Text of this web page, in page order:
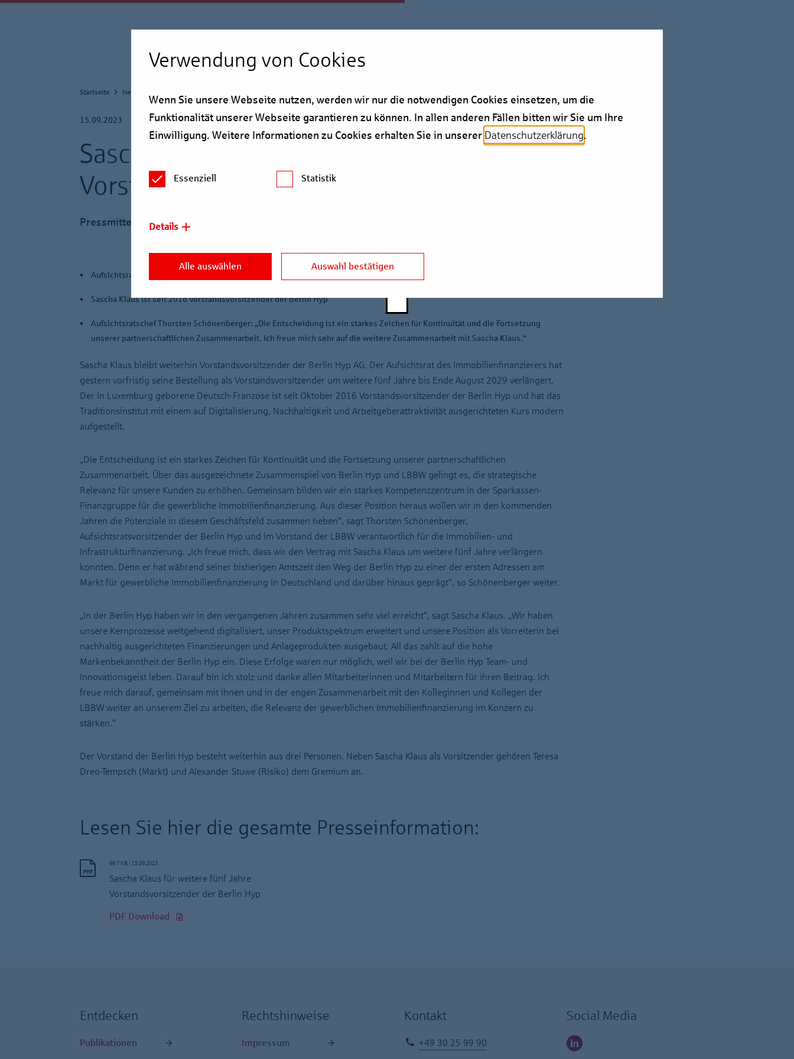
Startseite Newsroom
15.09.2023
Sascha Klaus für weitere fünf Jahre
Vorstandsvorsitzender der Berlin Hyp
Pressmitteilung
Aufsichtsrat verlängert vorfristig Bestellung bis in das Jahr 2029
Sascha Klaus ist seit 2016 Vorstandsvorsitzender der Berlin Hyp
Aufsichtsratschef Thorsten Schönenberger: „Die Entscheidung ist ein starkes Zeichen für Kontinuität und die Fortsetzung
unserer partnerschaftlichen Zusammenarbeit. Ich freue mich sehr auf die weitere Zusammenarbeit mit Sascha Klaus.“
Sascha Klaus bleibt weiterhin Vorstandsvorsitzender der Berlin Hyp AG. Der Aufsichtsrat des Immobilienfinanzierers hat
gestern vorfristig seine Bestellung als Vorstandsvorsitzender um weitere fünf Jahre bis Ende August 2029 verlängert.
Der in Luxemburg geborene Deutsch-Franzose ist seit Oktober 2016 Vorstandsvorsitzender der Berlin Hyp und hat das
Traditionsinstitut mit einem auf Digitalisierung, Nachhaltigkeit und Arbeitgeberattraktivität ausgerichteten Kurs modern
aufgestellt.
„Die Entscheidung ist ein starkes Zeichen für Kontinuität und die Fortsetzung unserer partnerschaftlichen
Zusammenarbeit. Über das ausgezeichnete Zusammenspiel von Berlin Hyp und LBBW gelingt es, die strategische
Relevanz für unsere Kunden zu erhöhen. Gemeinsam bilden wir ein starkes Kompetenzzentrum in der Sparkassen-
Finanzgruppe für die gewerbliche Immobilienfinanzierung. Aus dieser Position heraus wollen wir in den kommenden
Jahren die Potenziale in diesem Geschäftsfeld zusammen heben“, sagt Thorsten Schönenberger,
Aufsichtsratsvorsitzender der Berlin Hyp und im Vorstand der LBBW verantwortlich für die Immobilien- und
Infrastrukturfinanzierung. „Ich freue mich, dass wir den Vertrag mit Sascha Klaus um weitere fünf Jahre verlängern
konnten. Denn er hat während seiner bisherigen Amtszeit den Weg der Berlin Hyp zu einer der ersten Adressen am
Markt für gewerbliche Immobilienfinanzierung in Deutschland und darüber hinaus geprägt“, so Schönenberger weiter.
„In der Berlin Hyp haben wir in den vergangenen Jahren zusammen sehr viel erreicht“, sagt Sascha Klaus. „Wir haben
unsere Kernprozesse weitgehend digitalisiert, unser Produktspektrum erweitert und unsere Position als Vorreiterin bei
nachhaltig ausgerichteten Finanzierungen und Anlageprodukten ausgebaut. All das zahlt auf die hohe
Markenbekanntheit der Berlin Hyp ein. Diese Erfolge waren nur möglich, weil wir bei der Berlin Hyp Team- und
Innovationsgeist leben. Darauf bin ich stolz und danke allen Mitarbeiterinnen und Mitarbeitern für ihren Beitrag. Ich
freue mich darauf, gemeinsam mit ihnen und in der engen Zusammenarbeit mit den Kolleginnen und Kollegen der
LBBW weiter an unserem Ziel zu arbeiten, die Relevanz der gewerblichen Immobilienfinanzierung im Konzern zu
stärken.“
Der Vorstand der Berlin Hyp besteht weiterhin aus drei Personen. Neben Sascha Klaus als Vorsitzender gehören Teresa
Dreo-Tempsch (Markt) und Alexander Stuwe (Risiko) dem Gremium an.
Lesen Sie hier die gesamte Presseinformation:
99.7 KB | 15.09.2023
Sascha Klaus für weitere fünf Jahre
Vorstandsvorsitzender der Berlin Hyp
PDF Download
Entdecken
Publikationen
Rechtshinweise
Impressum
Kontakt
+49 30 25 99 90
Social Media
Verwendung von Cookies
Wenn Sie unsere Webseite nutzen, werden wir nur die notwendigen Cookies einsetzen, um die
Funktionalität unserer Webseite garantieren zu können. In allen anderen Fällen bitten wir Sie um Ihre
Einwilligung. Weitere Informationen zu Cookies erhalten Sie in unserer Datenschutzerklärung.
Essenziell Statistik
Details
Alle auswählen Auswahl bestätigen